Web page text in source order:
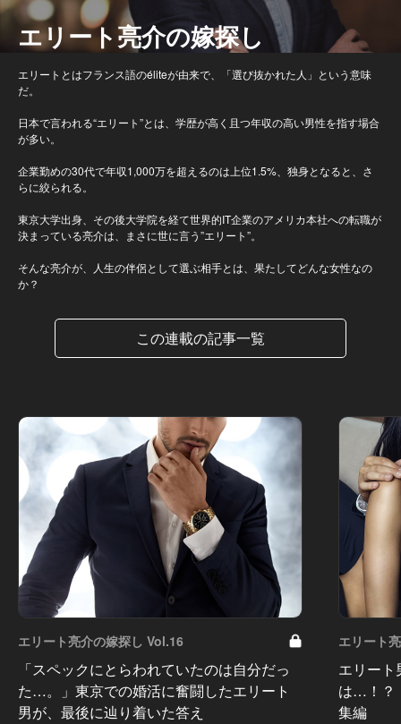
エリート亮介の嫁探し
エリートとはフランス語のéliteが由来で、「選び抜かれた人」という意味
だ。
日本で言われる“エリート”とは、学歴が高く且つ年収の高い男性を指す場合
が多い。
企業勤めの30代で年収1,000万を超えるのは上位1.5%、独身となると、さ
らに絞られる。
東京大学出身、その後大学院を経て世界的IT企業のアメリカ本社への転職が
決まっている亮介は、まさに世に言う”エリート”。
そんな亮介が、人生の伴侶として選ぶ相手とは、果たしてどんな女性なの
か？
この連載の記事一覧
エリート亮介の嫁探し Vol.16
「スペックにとらわれていたのは自分だっ
た…。」東京での婚活に奮闘したエリート
男が、最後に辿り着いた答え
エリート
エリー
は…！？
集編